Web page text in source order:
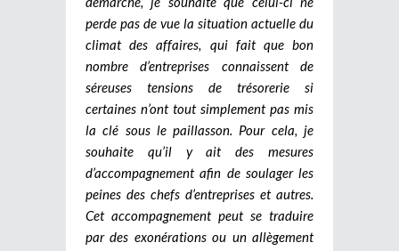
perde pas de vue la situation actuelle du
climat des affaires, qui fait que bon
nombre d’entreprises connaissent de
séreuses tensions de trésorerie si
certaines n’ont tout simplement pas mis
la clé sous le paillasson. Pour cela, je
souhaite qu’il y ait des mesures
d’accompagnement afin de soulager les
peines des chefs d’entreprises et autres.
Cet accompagnement peut se traduire
par des exonérations ou un allègement